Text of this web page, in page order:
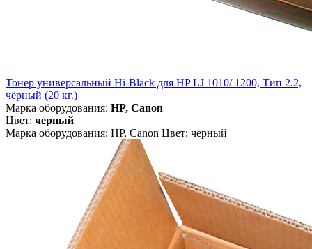
Тонер универсальный Hi-Black для HP LJ 1010/ 1200, Тип 2.2,
чёрный (20 кг.)
Марка оборудования: HP, Canon
Цвет: черный
Марка оборудования: HP, Canon Цвет: черный